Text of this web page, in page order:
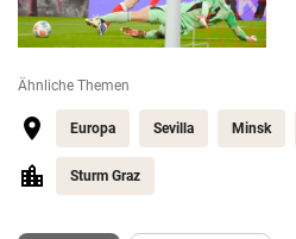
Ähnliche Themen
Europa Sevilla Minsk
Sturm Graz